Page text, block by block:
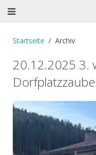
Startseite Archiv
20.12.2025 3.